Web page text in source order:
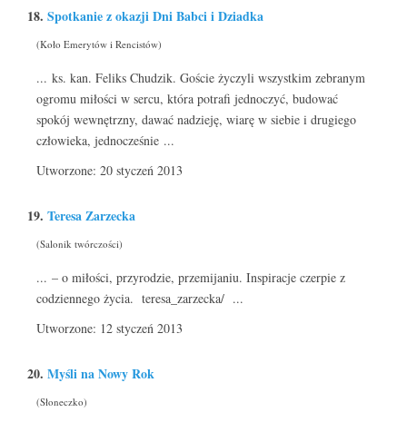
18. Spotkanie z okazji Dni Babci i Dziadka
(Koło Emerytów i Rencistów)
... ks. kan. Feliks Chudzik. Goście życzyli wszystkim zebranym
ogromu miłości w sercu, która potrafi jednoczyć, budować
spokój wewnętrzny, dawać nadzieję, wiarę w siebie i drugiego
człowieka, jednocześnie ...
Utworzone: 20 styczeń 2013
19. Teresa Zarzecka
(Salonik twórczości)
... – o miłości, przyrodzie, przemijaniu. Inspiracje czerpie z
codziennego życia. teresa_zarzecka/ ...
Utworzone: 12 styczeń 2013
20. Myśli na Nowy Rok
(Słoneczko)